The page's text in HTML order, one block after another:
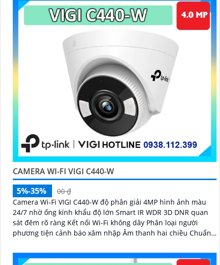
CAMERA WI-FI VIGI C440-W
5%-35%
00 ₫
Camera Wi-Fi VIGI C440-W độ phân giải 4MP hình ảnh màu
24/7 nhờ ống kính khẩu độ lớn Smart IR WDR 3D DNR quan
sát đêm rõ ràng Kết nối Wi-Fi không dây Phân loại người
phương tiện cảnh báo xâm nhập Âm thanh hai chiều Chuẩn